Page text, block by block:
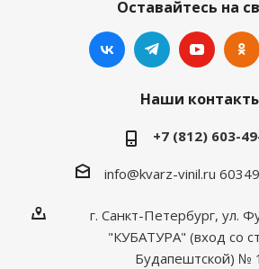
Оставайтесь на
Наши
+7 (812) 603-
info@kvarz-vinil.ru
г. Санкт-Петербург, ул.
"КУБАТУРА" (вход со
Будапештской) №